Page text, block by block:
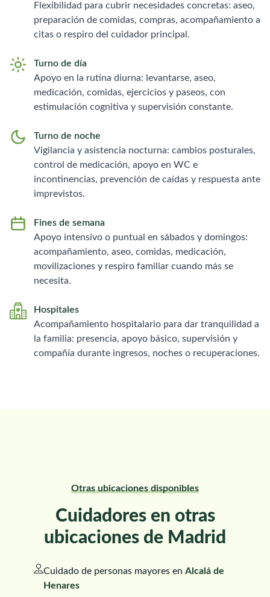
Flexibilidad para cubrir necesidades concretas: aseo,
preparación de comidas, compras, acompañamiento a
citas o respiro del cuidador principal.
Turno de día
Apoyo en la rutina diurna: levantarse, aseo,
medicación, comidas, ejercicios y paseos, con
estimulación cognitiva y supervisión constante.
Turno de noche
Vigilancia y asistencia nocturna: cambios posturales,
control de medicación, apoyo en WC e
incontinencias, prevención de caídas y respuesta ante
imprevistos.
Fines de semana
Apoyo intensivo o puntual en sábados y domingos:
acompañamiento, aseo, comidas, medicación,
movilizaciones y respiro familiar cuando más se
necesita.
Hospitales
Acompañamiento hospitalario para dar tranquilidad a
la familia: presencia, apoyo básico, supervisión y
compañía durante ingresos, noches o recuperaciones.
Otras ubicaciones disponibles
Cuidadores en otras
ubicaciones de Madrid
Cuidado de personas mayores en Alcalá de
Henares